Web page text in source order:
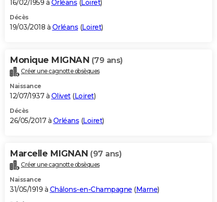
16/02/1959 à Orléans (Loiret)
Décès
19/03/2018 à Orléans (Loiret)
Monique MIGNAN (79 ans)
Créer une cagnotte obsèques
Naissance
12/07/1937 à Olivet(Loiret)
Décès
26/05/2017 à Orléans (Loiret)
Marcelle MIGNAN (97 ans)
Créer une cagnotte obsèques
Naissance
31/05/1919 à Châlons-en-Champagne (Marne)